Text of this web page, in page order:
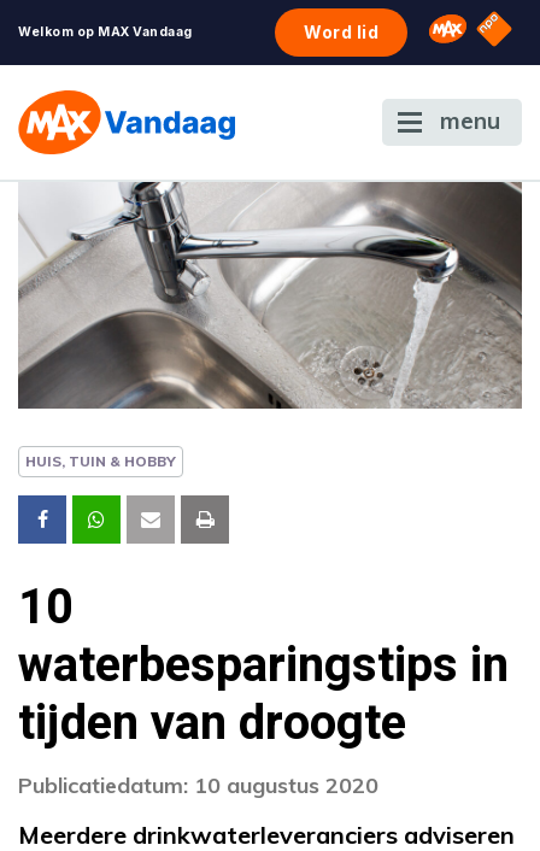
Welkom op MAX Vandaag Word lid Omroep
NPO
menu
HUIS, TUIN & HOBBY
10
waterbesparingstips in
tijden van droogte
Publicatiedatum: 10 augustus 2020
Meerdere drinkwaterleveranciers adviseren